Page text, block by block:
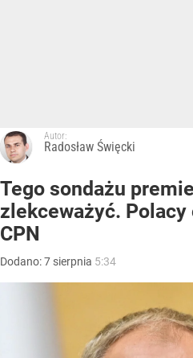
Autor:
Radosław Święcki
Tego sondażu
zlekceważyć.
CPN
Dodano:7 sierpnia 5:34